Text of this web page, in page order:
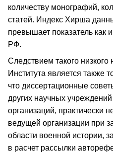
количеству монографий,
статей. Индекс Хирша
превышает показатель как
РФ.
Следствием такого низкого
Института является также
что диссертационные
других научных
организаций, практически
ведущей организации при
области военной истории,
в расчет рассылки